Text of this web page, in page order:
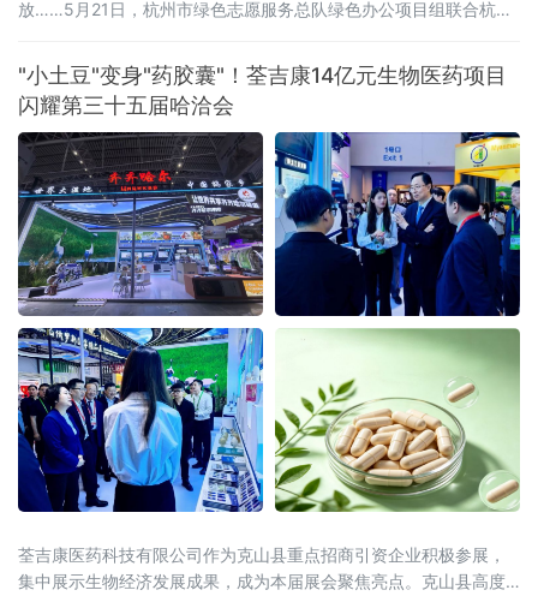
放……5月21日，杭州市绿色志愿服务总队绿色办公项目组联合杭州
设备有限公司等机构，组织志愿者走进滨江区西兴产业社区，在盛
大科技园开展绿色办公主题惠企服务。由爱普生（中国）有限公司
与杭州神驰数码办公设备有限公司共同推进的“轻彩畅印”方案成为亮
点，该方案以独家冷
"小土豆"变身"药胶囊"！荃吉康14亿元生物医药项目
闪耀第三十五届哈洽会
荃吉康医药科技有限公司作为克山县重点招商引资企业积极参展，
集中展示生物经济发展成果，成为本届展会聚焦亮点。克山县高度